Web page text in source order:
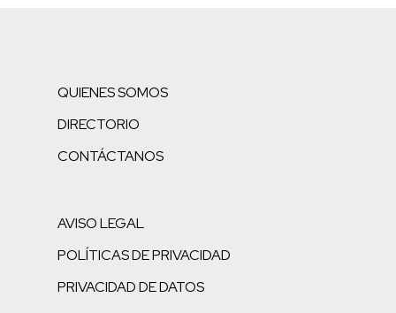
QUIENES SOMOS
DIRECTORIO
CONTÁCTANOS
AVISO LEGAL
POLÍTICAS DE PRIVACIDAD
PRIVACIDAD DE DATOS